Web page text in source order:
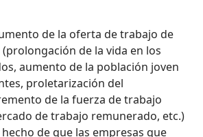
de la oferta de trabajo de
de la vida en los
aumento de la población joven
proletarización del
de la fuerza de trabajo
de trabajo remunerado, etc.)
de que las empresas que